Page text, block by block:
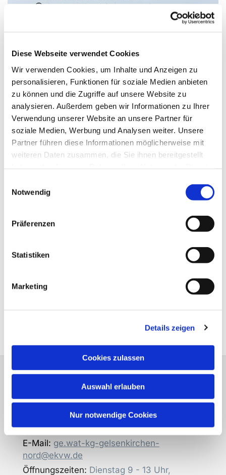
Diese Webseite verwendet Cookies
Wir verwenden Cookies, um Inhalte und Anzeigen zu
personalisieren, Funktionen für soziale Medien anbieten
zu können und die Zugriffe auf unsere Website zu
analysieren. Außerdem geben wir Informationen zu Ihrer
Verwendung unserer Website an unsere Partner für
soziale Medien, Werbung und Analysen weiter. Unsere
Partner führen diese Informationen möglicherweise mit
weiteren Daten zusammen, die Sie ihnen bereitgestellt
Notwendig
Präferenzen
Statistiken
Marketing
Details zeigen
Cookies zulassen
Auswahl erlauben
Nur notwendige Cookies
zurück
Gemeindebüroder Evangelische
Kirchengemeinde Gelsenkirchen-Nord
Adresse:Urbanusstr. 15, 45894
Gelsenkirchen
Telefon:0209 32067
E-Mail: ge.wat-kg-gelsenkirchen-
nord@ekvw.de
Öffnungszeiten: Dienstag 9 - 13 Uhr,